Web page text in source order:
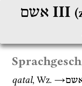
אשם‎ III
qatal, Wz. →